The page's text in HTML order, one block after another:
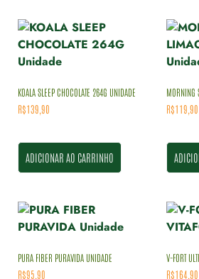
KOALA SLEEP CHOCOLATE 264G UNIDADE
R$139,90
ADICIONAR AO CARRINHO
MORNING
R$119,90
PURA FIBER PURAVIDA UNIDADE
R$95,90
V-FORT
R$164,90